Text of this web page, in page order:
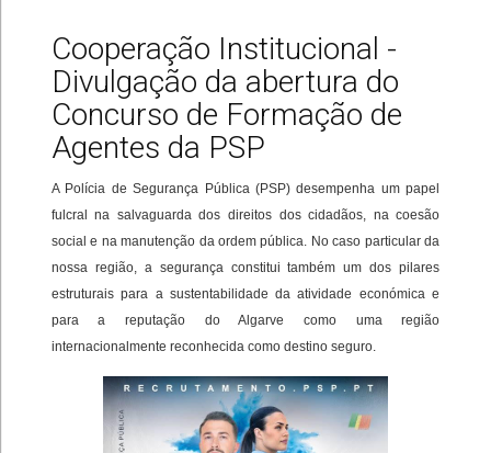
Cooperação Institucional -
Divulgação da abertura do
Concurso de Formação de
Agentes da PSP
A Polícia de Segurança Pública (PSP) desempenha um papel
fulcral na salvaguarda dos direitos dos cidadãos, na coesão
social e na manutenção da ordem pública. No caso particular da
nossa região, a segurança constitui também um dos pilares
estruturais para a sustentabilidade da atividade económica e
para a reputação do Algarve como uma região
internacionalmente reconhecida como destino seguro.